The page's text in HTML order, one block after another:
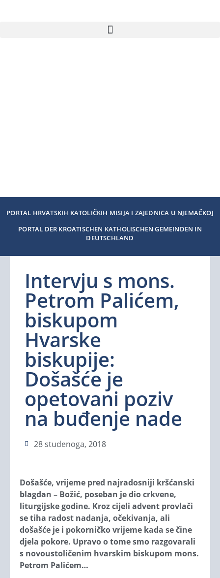
PORTAL HRVATSKIH KATOLIČKIH MISIJA I ZAJEDNICA U NJEMAČKOJ
PORTAL DER KROATISCHEN KATHOLISCHEN GEMEINDEN IN
DEUTSCHLAND
Intervju s mons.
Petrom Palićem,
biskupom
Hvarske
biskupije:
Došašće je
opetovani poziv
na buđenje nade
28 studenoga, 2018
Došašće, vrijeme pred najradosniji kršćanski
blagdan – Božić, poseban je dio crkvene,
liturgijske godine. Kroz cijeli advent provlači
se tiha radost nadanja, očekivanja, ali
došašće je i pokorničko vrijeme kada se čine
djela pokore. Upravo o tome smo razgovarali
s novoustoličenim hvarskim biskupom mons.
Petrom Palićem…